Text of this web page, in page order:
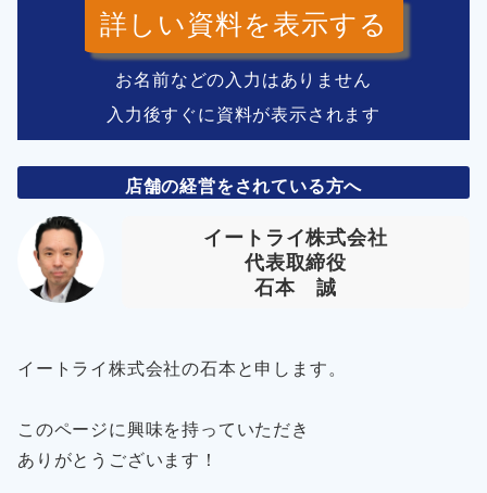
詳しい資料を表示する
お名前などの入力はありません
入力後すぐに資料が表示されます
店舗の経営をされている方へ
イートライ株式会社
代表取締役
石本 誠
イートライ株式会社の石本と申します。
このページに興味を持っていただき
ありがとうございます！